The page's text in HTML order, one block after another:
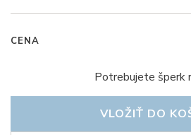
CENA
Potrebujete šperk
VLOŽIŤ DO